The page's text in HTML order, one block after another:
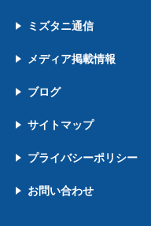
ミズタニ通信
メディア掲載情報
ブログ
サイトマップ
プライバシーポリシー
お問い合わせ